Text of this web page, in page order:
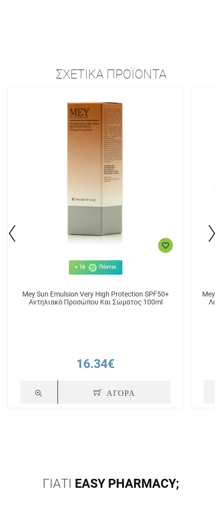
ΣΧΕΤΙΚΆ ΠΡΟΪΌΝΤΑ
+ 16 Πόντοι
Mey Sun Emulsion Very High Protection SPF50+
Αντηλιακό Προσώπου Και Σώματος 100ml
16.34€
ΑΓΟΡΑ
Mey
ΓΙΑΤΙ EASY PHARMACY;